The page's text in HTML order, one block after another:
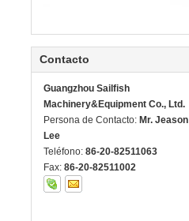
Contacto
Guangzhou Sailfish
Machinery&Equipment Co., Ltd.
Persona de Contacto: Mr. Jeason
Lee
Teléfono: 86-20-82511063
Fax: 86-20-82511002